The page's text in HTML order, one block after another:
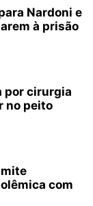
Nardoni e
à prisão
por cirurgia
no peito
com